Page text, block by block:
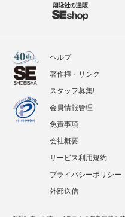
ヘルプ
著作権・リンク
スタッフ募集!
会員情報管理
免責事項
会社概要
サービス利用規約
プライバシーポリシー
外部送信